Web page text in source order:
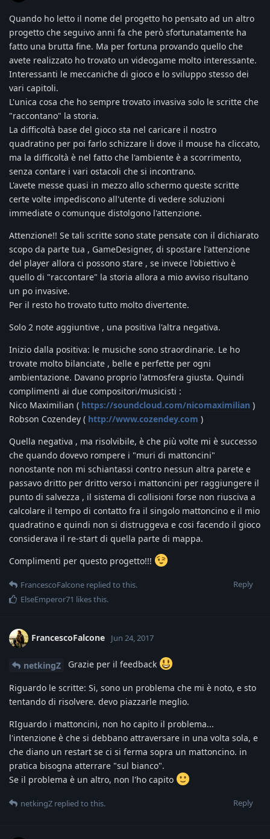
Quando ho letto il nome del progetto ho pensato ad un altro
progetto che seguivo anni fa che però sfortunatamente ha
fatto una brutta fine. Ma per fortuna provando quello che
avete realizzato ho trovato un videogame molto interessante.
Interessanti le meccaniche di gioco e lo sviluppo stesso dei
vari capitoli.
L'unica cosa che ho sempre trovato invasiva solo le scritte che
"raccontano" la storia.
La difficoltà base del gioco sta nel caricare il nostro
quadratino per poi farlo schizzare li dove il mouse ha cliccato,
ma la difficoltà è nel fatto che l'ambiente è a scorrimento,
senza contare i vari ostacoli che si incontrano.
L'avete messe quasi in mezzo allo schermo queste scritte
certe volte impediscono all'utente di vedere soluzioni
immediate o comunque distolgono l'attenzione.
Attenzione!! Se tali scritte sono state pensate con il dichiarato
scopo da parte tua , GameDesigner, di spostare l'attenzione
del player allora ci possono stare , se invece l'obiettivo è
quello di "raccontare" la storia allora a mio avviso risultano
un po invasive.
Per il resto ho trovato tutto molto divertente.
Solo 2 note aggiuntive , una positiva l'altra negativa.
Inizio dalla positiva: le musiche sono straordinarie. Le ho
trovate molto bilanciate , belle e perfette per ogni
ambientazione. Davano proprio l'atmosfera giusta. Quindi
complimenti ai due compositori/musicisti :
Nico Maximilian ( https://soundcloud.com/nicomaximilian )
Robson Cozendey ( http://www.cozendey.com )
Quella negativa , ma risolvibile, è che più volte mi è successo
che quando dovevo rompere i "muri di mattoncini"
nonostante non mi schiantassi contro nessun altra parete e
passavo dritto per dritto verso i mattoncini per raggiungere il
punto di salvezza , il sistema di collisioni forse non riusciva a
calcolare il tempo di contatto fra il singolo mattoncino e il mio
quadratino e quindi non si distruggeva e cosi facendo il gioco
considerava il re-start di quella parte di mappa.
Complimenti per questo progetto!!!
Reply
FrancescoFalcone replied to this.
ElseEmperor71 likes this.
FrancescoFalcone Jun 24, 2017
netkingZ Grazie per il feedback
Riguardo le scritte: Si, sono un problema che mi è noto, e sto
tentando di risolvere. devo piazzarle meglio.
RIguardo i mattoncini, non ho capito il problema...
l'intenzione è che si debbano attraversare in una volta sola, e
che diano un restart se ci si ferma sopra un mattoncino. in
pratica bisogna atterrare "sul bianco".
Se il problema è un altro, non l'ho capito
Reply
netkingZ replied to this.